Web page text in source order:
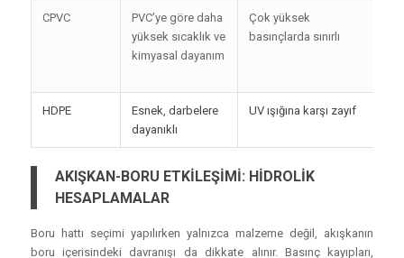
CPVC
PVC’ye göre daha
yüksek sıcaklık ve
kimyasal dayanım
Çok yüksek
basınçlarda sınırlı
HDPE
Esnek, darbelere
dayanıklı
UV ışığına karşı zayıf
AKIŞKAN-BORU ETKİLEŞİMİ: HİDROLİK
HESAPLAMALAR
Boru hattı seçimi yapılırken yalnızca malzeme değil, akışkanın
boru içerisindeki davranışı da dikkate alınır. Basınç kayıpları,